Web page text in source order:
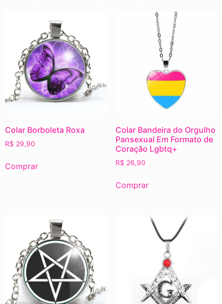
Colar Borboleta Roxa
R$ 29,90
Comprar
Colar Bandeira do Orgulho
Pansexual Em Formato de
Coração Lgbtq+
R$ 26,90
Comprar